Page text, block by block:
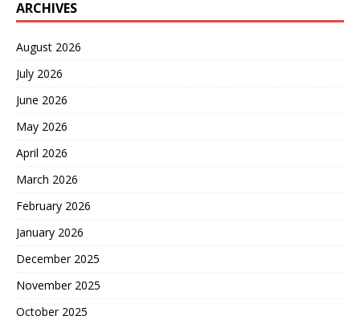
ARCHIVES
August 2026
July 2026
June 2026
May 2026
April 2026
March 2026
February 2026
January 2026
December 2025
November 2025
October 2025